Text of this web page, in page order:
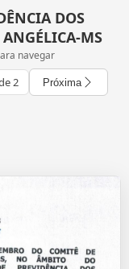
DOS
MS
navegar
2 Próxima